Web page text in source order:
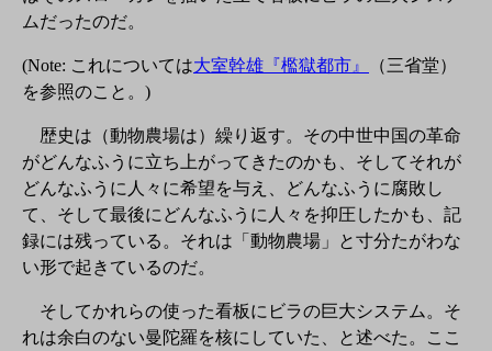
ムだったのだ。
(Note: これについては大室幹雄『檻獄都市』
（三省堂）
を参照のこと。)
歴史は（動物農場は）繰り返す。その中世中国の革命
がどんなふうに立ち上がってきたのかも、そしてそれが
どんなふうに人々に希望を与え、どんなふうに腐敗し
て、そして最後にどんなふうに人々を抑圧したかも、記
録には残っている。それは「動物農場」と寸分たがわな
い形で起きているのだ。
そしてかれらの使った看板にビラの巨大システム。そ
れは余白のない曼陀羅を核にしていた、と述べた。ここ